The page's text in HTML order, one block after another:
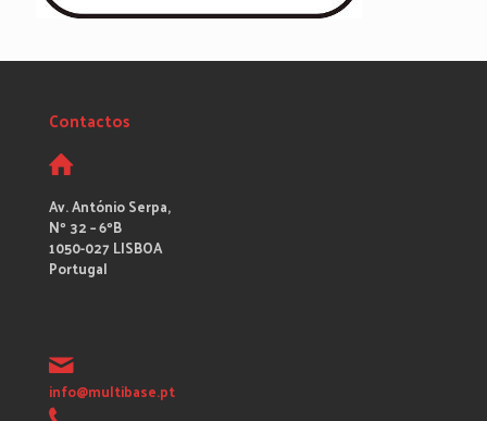
Contactos
Av. António Serpa,
Nº 32 – 6ºB
1050-027 LISBOA
Portugal
info@multibase.pt